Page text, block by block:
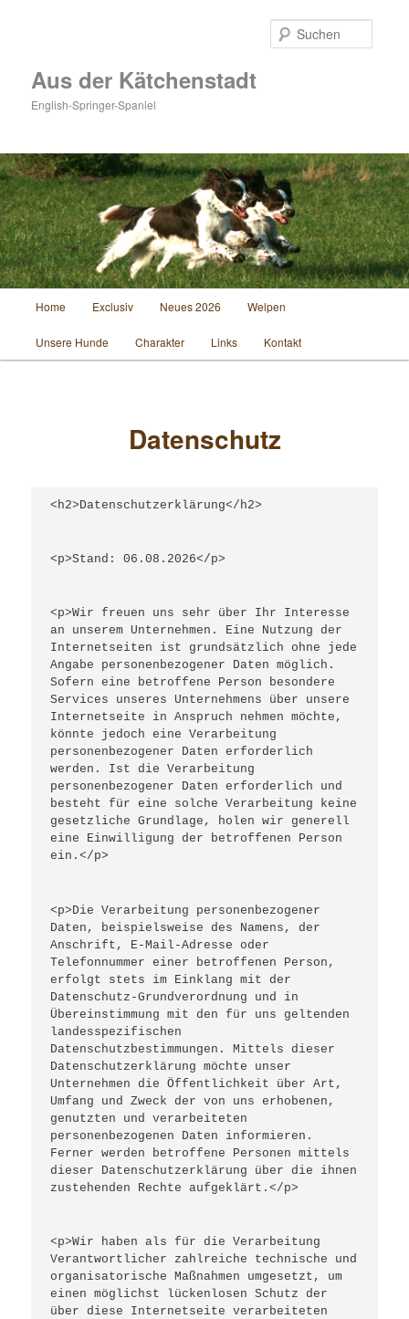
Aus der Kätchenstadt
English-Springer-Spaniel
Home Exclusiv Neues 2026 Welpen
Unsere Hunde Charakter Links Kontakt
Datenschutz
<h2>Datenschutzerklärung</h2>
<p>Stand: 06.08.2026</p>
<p>Wir freuen uns sehr über Ihr Interesse
an unserem Unternehmen. Eine Nutzung der
Internetseiten ist grundsätzlich ohne jede
Angabe personenbezogener Daten möglich.
Sofern eine betroffene Person besondere
Services unseres Unternehmens über unsere
Internetseite in Anspruch nehmen möchte,
könnte jedoch eine Verarbeitung
personenbezogener Daten erforderlich
werden. Ist die Verarbeitung
personenbezogener Daten erforderlich und
besteht für eine solche Verarbeitung keine
gesetzliche Grundlage, holen wir generell
eine Einwilligung der betroffenen Person
ein.</p>
<p>Die Verarbeitung personenbezogener
Daten, beispielsweise des Namens, der
Anschrift, E-Mail-Adresse oder
Telefonnummer einer betroffenen Person,
erfolgt stets im Einklang mit der
Datenschutz-Grundverordnung und in
Übereinstimmung mit den für uns geltenden
landesspezifischen
Datenschutzbestimmungen. Mittels dieser
Datenschutzerklärung möchte unser
Unternehmen die Öffentlichkeit über Art,
Umfang und Zweck der von uns erhobenen,
genutzten und verarbeiteten
personenbezogenen Daten informieren.
Ferner werden betroffene Personen mittels
dieser Datenschutzerklärung über die ihnen
zustehenden Rechte aufgeklärt.</p>
<p>Wir haben als für die Verarbeitung
Verantwortlicher zahlreiche technische und
organisatorische Maßnahmen umgesetzt, um
einen möglichst lückenlosen Schutz der
über diese Internetseite verarbeiteten